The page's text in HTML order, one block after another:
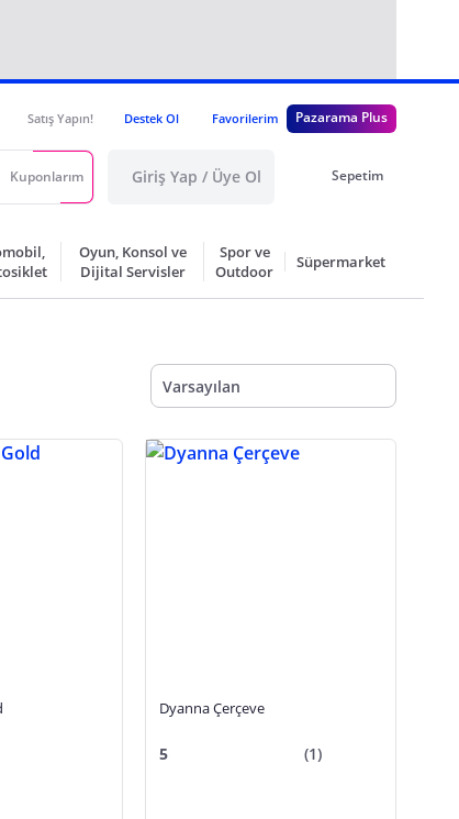
Satış Yapın! Destek Ol Favorilerim Pazarama Plus
Kuponlarım Giriş Yap / Üye Ol Sepetim
Oyun, Konsol ve
Dijital Servisler
Spor ve
Outdoor
Süpermarket
Varsayılan
Dyanna Çerçeve
5 (1)